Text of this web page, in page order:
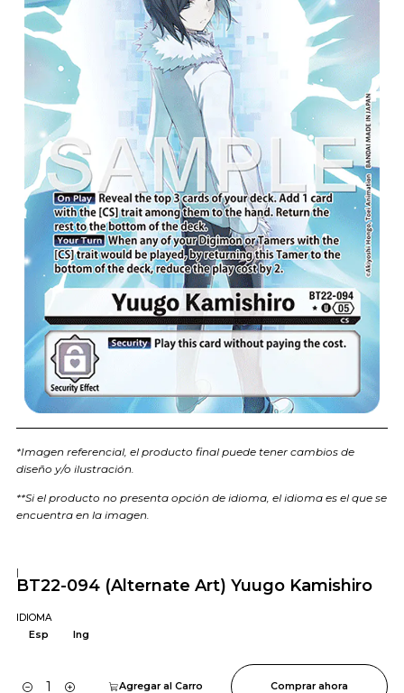
*Imagen referencial, el producto final puede tener cambios de
diseño y/o ilustración.
**Si el producto no presenta opción de idioma, el idioma es el que se
encuentra en la imagen.
|
BT22-094 (Alternate Art) Yuugo Kamishiro
IDIOMA
Esp
Ing
Agregar al Carro Comprar ahora